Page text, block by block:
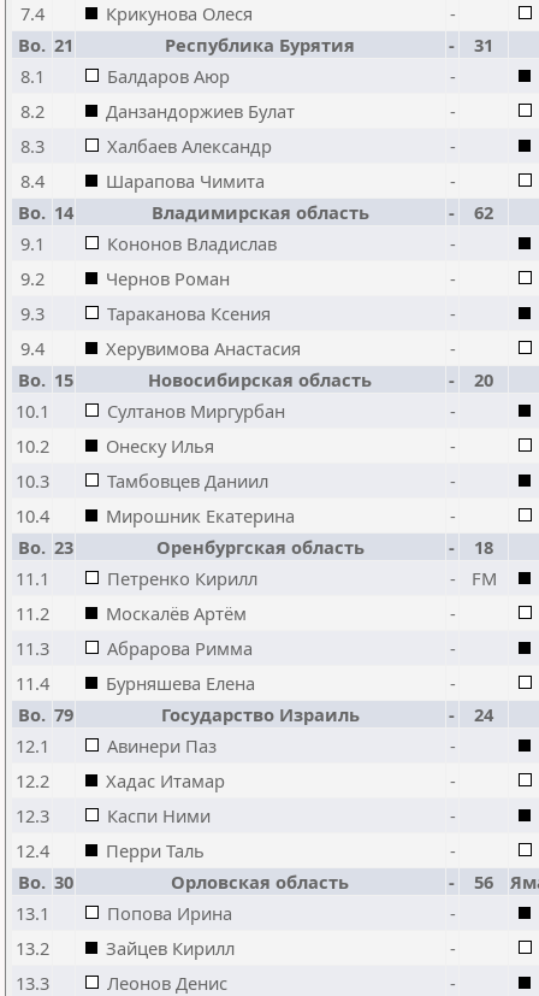
7.4
Крикунова Олеся
-
Bo. 21 Республика Бурятия -
31
8.1
Балдаров Аюр
-
8.2
Данзандоржиев Булат
-
8.3
Халбаев Александр
-
8.4
Шарапова Чимита
-
Bo. 14 Владимирская область -
62
9.1
Кононов Владислав
-
9.2
Чернов Роман
-
9.3
Тараканова Ксения
-
9.4
Херувимова Анастасия
-
Bo. 15 Новосибирская область -
20
10.1
Султанов Миргурбан
-
10.2
Онеску Илья
-
10.3
Тамбовцев Даниил
-
10.4
Мирошник Екатерина
-
Bo. 23 Оренбургская область -
18
11.1
Петренко Кирилл -
FM
11.2
Москалёв Артём
-
11.3
Абрарова Римма
-
11.4
Бурняшева Елена
-
Bo. 79 Государство Израиль -
24
12.1
Авинери Паз
-
12.2
Хадас Итамар
-
12.3
Каспи Ними
-
12.4
Перри Таль
-
Bo. 30 Орловская область - 56
13.1
Попова Ирина
-
13.2
Зайцев Кирилл
-
13.3
Леонов Денис
-